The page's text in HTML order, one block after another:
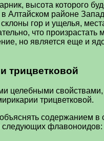
высота которого
Алтайском районе
гор и ущелья,
что произрастать
но является еще и
трицветковой
целебными
трицветковой.
содержанием